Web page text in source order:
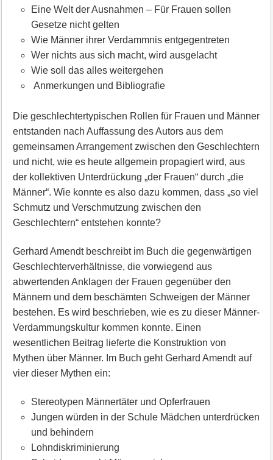
Eine Welt der Ausnahmen – Für Frauen sollen
Gesetze nicht gelten
Wie Männer ihrer Verdammnis entgegentreten
Wer nichts aus sich macht, wird ausgelacht
Wie soll das alles weitergehen
Anmerkungen und Bibliografie
Die geschlechtertypischen Rollen für Frauen und Männer
entstanden nach Auffassung des Autors aus dem
gemeinsamen Arrangement zwischen den Geschlechtern
und nicht, wie es heute allgemein propagiert wird, aus
der kollektiven Unterdrückung „der Frauen“ durch „die
Männer“. Wie konnte es also dazu kommen, dass „so viel
Schmutz und Verschmutzung zwischen den
Geschlechtern“ entstehen konnte?
Gerhard Amendt beschreibt im Buch die gegenwärtigen
Geschlechterverhältnisse, die vorwiegend aus
abwertenden Anklagen der Frauen gegenüber den
Männern und dem beschämten Schweigen der Männer
bestehen. Es wird beschrieben, wie es zu dieser Männer-
Verdammungskultur kommen konnte. Einen
wesentlichen Beitrag lieferte die Konstruktion von
Mythen über Männer. Im Buch geht Gerhard Amendt auf
vier dieser Mythen ein:
Stereotypen Männertäter und Opferfrauen
Jungen würden in der Schule Mädchen unterdrücken
und behindern
Lohndiskriminierung